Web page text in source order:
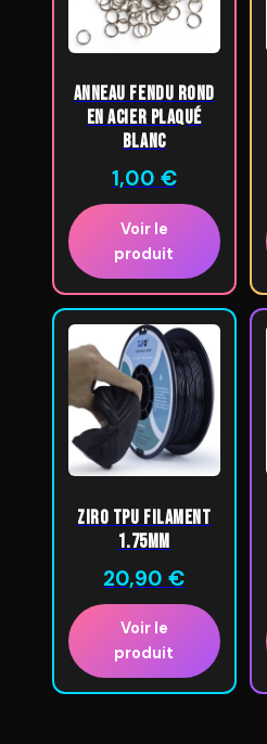
Anneau fendu rond
en acier plaqué
blanc
1,00 €
Voir le
produit
ZIRO TPU Filament
1.75mm
20,90€
Voir le
produit